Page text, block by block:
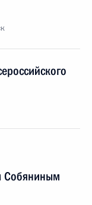
Собяниным